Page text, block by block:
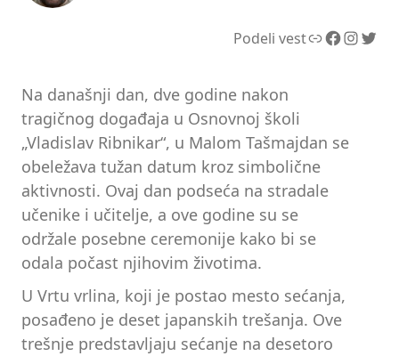
Podeli vestLink Facebook InstagramTwitter
Na današnji dan, dve godine nakon
tragičnog događaja u Osnovnoj školi
„Vladislav Ribnikar“, u Malom Tašmajdan se
obeležava tužan datum kroz simbolične
aktivnosti. Ovaj dan podseća na stradale
učenike i učitelje, a ove godine su se
održale posebne ceremonije kako bi se
odala počast njihovim životima.
U Vrtu vrlina, koji je postao mesto sećanja,
posađeno je deset japanskih trešanja. Ove
trešnje predstavljaju sećanje na desetoro